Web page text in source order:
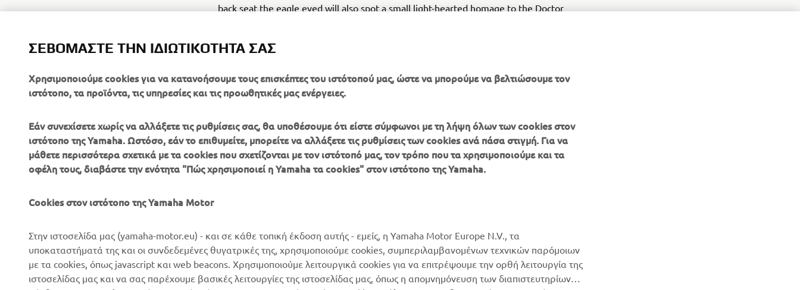
back seat the eagle eyed will also spot a small light-hearted homage to the Doctor
For more information on Krugger visit
ΕΤΑΙΡΕΊΑ
Νέα
Δίκτυο Επίσημων
Συνεργατών
B2B
Αρχές
Γήπεδα γκολφ
Πρώτοι ανταποκριτές
ΠΕΡΙΣΣΌΤΕΡΑ
YAMAHA
Yamaha Racing
Yamaha Motor Global
Mobile Apps
SUPPORT
διαχείριση των
χρησιμοποιημένων
μπαταριών
ΕΝΗΜΕΡΩΤΙΚΟ ΔΕΛΤΙΟ
Διαβάστε την Πολιτική Απορρήτου μας για να μάθετε πώς
επεξεργαζόμαστε τα προσωπικά σας δεδομένα:
απορρήτου
ΣΕΒΌΜΑΣΤΕ ΤΗΝ ΙΔΙΩΤΙΚΌΤΗΤΆ ΣΑΣ
Χρησιμοποιούμε cookies για να κατανοήσουμε τους επισκέπτες του ιστότοπού μας, ώστε να μπορούμε να βελτιώσουμε τον
ιστότοπο, τα προϊόντα, τις υπηρεσίες και τις προωθητικές μας ενέργειες.
Εάν συνεχίσετε χωρίς να αλλάξετε τις ρυθμίσεις σας, θα υποθέσουμε ότι είστε σύμφωνοι με τη λήψη όλων των cookies στον
ιστότοπο της Yamaha. Ωστόσο, εάν το επιθυμείτε, μπορείτε να αλλάξετε τις ρυθμίσεις των cookies ανά πάσα στιγμή. Για να
μάθετε περισσότερα σχετικά με τα cookies που σχετίζονται με τον ιστότοπό μας, τον τρόπο που τα χρησιμοποιούμε και τα
οφέλη τους, διαβάστε την ενότητα "Πώς χρησιμοποιεί η Yamaha τα cookies" στον ιστότοπο της Yamaha.
Cookies στον ιστότοπο της Yamaha Motor
Στην ιστοσελίδα μας (yamaha-motor.eu) - και σε κάθε τοπική έκδοση αυτής - εμείς, η Yamaha Motor Europe N.V., τα
υποκαταστήματά της και οι συνδεδεμένες θυγατρικές της, χρησιμοποιούμε cookies, συμπεριλαμβανομένων τεχνικών παρόμοιων
με τα cookies, όπως javascript και web beacons. Χρησιμοποιούμε λειτουργικά cookies για να επιτρέψουμε την ορθή λειτουργία της
ιστοσελίδας μας και να σας παρέχουμε βασικές λειτουργίες της ιστοσελίδας μας, όπως η απομνημόνευση των διαπιστευτηρίων